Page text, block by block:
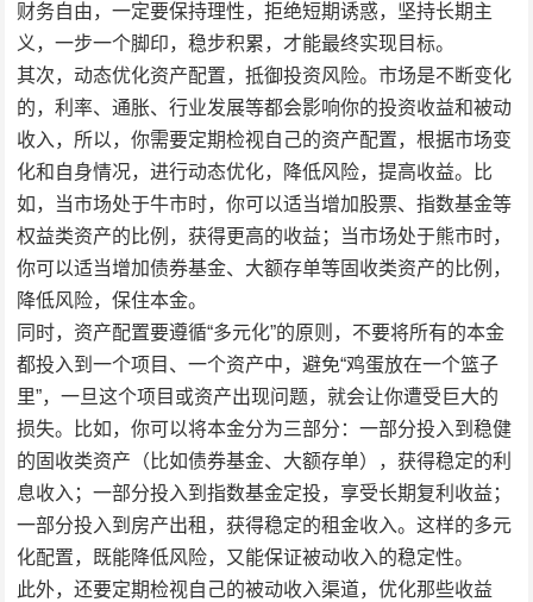
财务自由，一定要保持理性，拒绝短期诱惑，坚持长期主
义，一步一个脚印，稳步积累，才能最终实现目标。
其次，动态优化资产配置，抵御投资风险。市场是不断变化
的，利率、通胀、行业发展等都会影响你的投资收益和被动
收入，所以，你需要定期检视自己的资产配置，根据市场变
化和自身情况，进行动态优化，降低风险，提高收益。比
如，当市场处于牛市时，你可以适当增加股票、指数基金等
权益类资产的比例，获得更高的收益；当市场处于熊市时，
你可以适当增加债券基金、大额存单等固收类资产的比例，
降低风险，保住本金。
同时，资产配置要遵循“多元化”的原则，不要将所有的本金
都投入到一个项目、一个资产中，避免“鸡蛋放在一个篮子
里”，一旦这个项目或资产出现问题，就会让你遭受巨大的
损失。比如，你可以将本金分为三部分：一部分投入到稳健
的固收类资产（比如债券基金、大额存单），获得稳定的利
息收入；一部分投入到指数基金定投，享受长期复利收益；
一部分投入到房产出租，获得稳定的租金收入。这样的多元
化配置，既能降低风险，又能保证被动收入的稳定性。
此外，还要定期检视自己的被动收入渠道，优化那些收益